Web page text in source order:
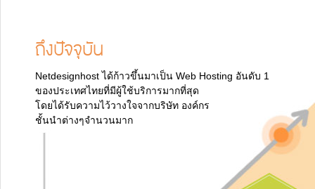
ถึงปัจจุบัน
Netdesignhost ได้ก้าวขึ้นมาเป็น Web ​Hosting อันดับ 1
ของประเทศไทยที่มีผู้ใช้บริการมากที่สุด
โดยได้รับความไว้วางใจจากบริษัท องค์กร
ชั้นนำต่างๆจำนวนมาก